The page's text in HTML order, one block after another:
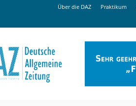
Über die DAZ Praktikum
Deutsche
Allgemeine
Zeitung